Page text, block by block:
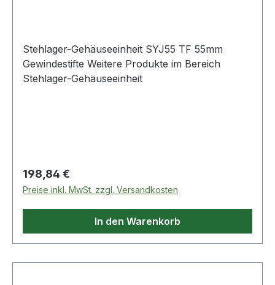
Stehlager-Gehäuseeinheit SYJ55 TF 55mm
Gewindestifte Weitere Produkte im Bereich
Stehlager-Gehäuseeinheit
Regulärer Preis:
198,84 €
Preise inkl. MwSt. zzgl. Versandkosten
In den Warenkorb